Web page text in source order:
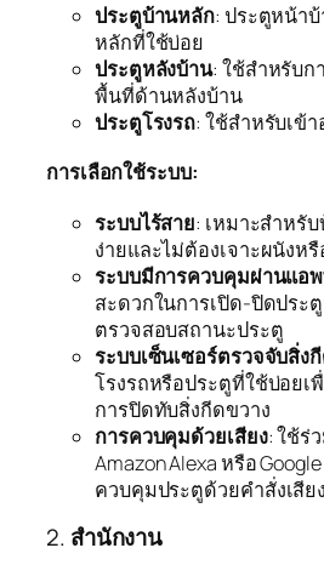
ประตูบ้านหลัก: ประตูหน้า
หลักที่ใช้บ่อย
ประตูหลังบ้าน: ใช้สำหรับก
พื้นที่ด้านหลังบ้าน
ประตูโรงรถ: ใช้สำหรับเข้
การเลือกใช้ระบบ:
ระบบไร้สาย: เหมาะสำหรั
ง่ายและไม่ต้องเจาะผนังห
ระบบมีการควบคุมผ่านแอ
สะดวกในการเปิด-ปิดประ
ตรวจสอบสถานะประตู
ระบบเซ็นเซอร์ตรวจจับสิ่ง
โรงรถหรือประตูที่ใช้บ่อยเ
การปิดทับสิ่งกีดขวาง
การควบคุมด้วยเสียง: ใช้ร่
Amazon Alexa หรือ
ควบคุมประตูด้วยคำสั่งเสียง
2. สำนักงาน